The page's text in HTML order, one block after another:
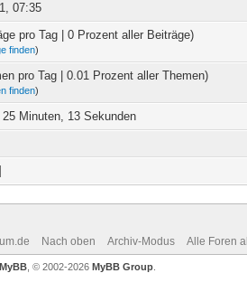
07:35
pro Tag | 0 Prozent aller Beiträge)
finden)
pro Tag | 0.01 Prozent aller Themen)
finden)
Minuten, 13 Sekunden
Nach oben Archiv-Modus Alle Foren
MyBB, © 2002-2026 MyBB Group.